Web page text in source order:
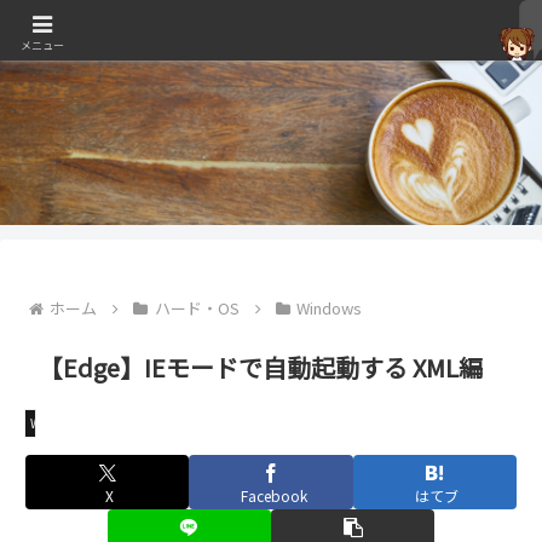
ホーム ハード・OS Windows
【Edge】IEモードで自動起動する XML編
Windows
X Facebook はてブ
メニュー